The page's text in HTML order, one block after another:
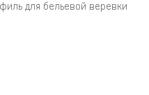
для бельевой веревки